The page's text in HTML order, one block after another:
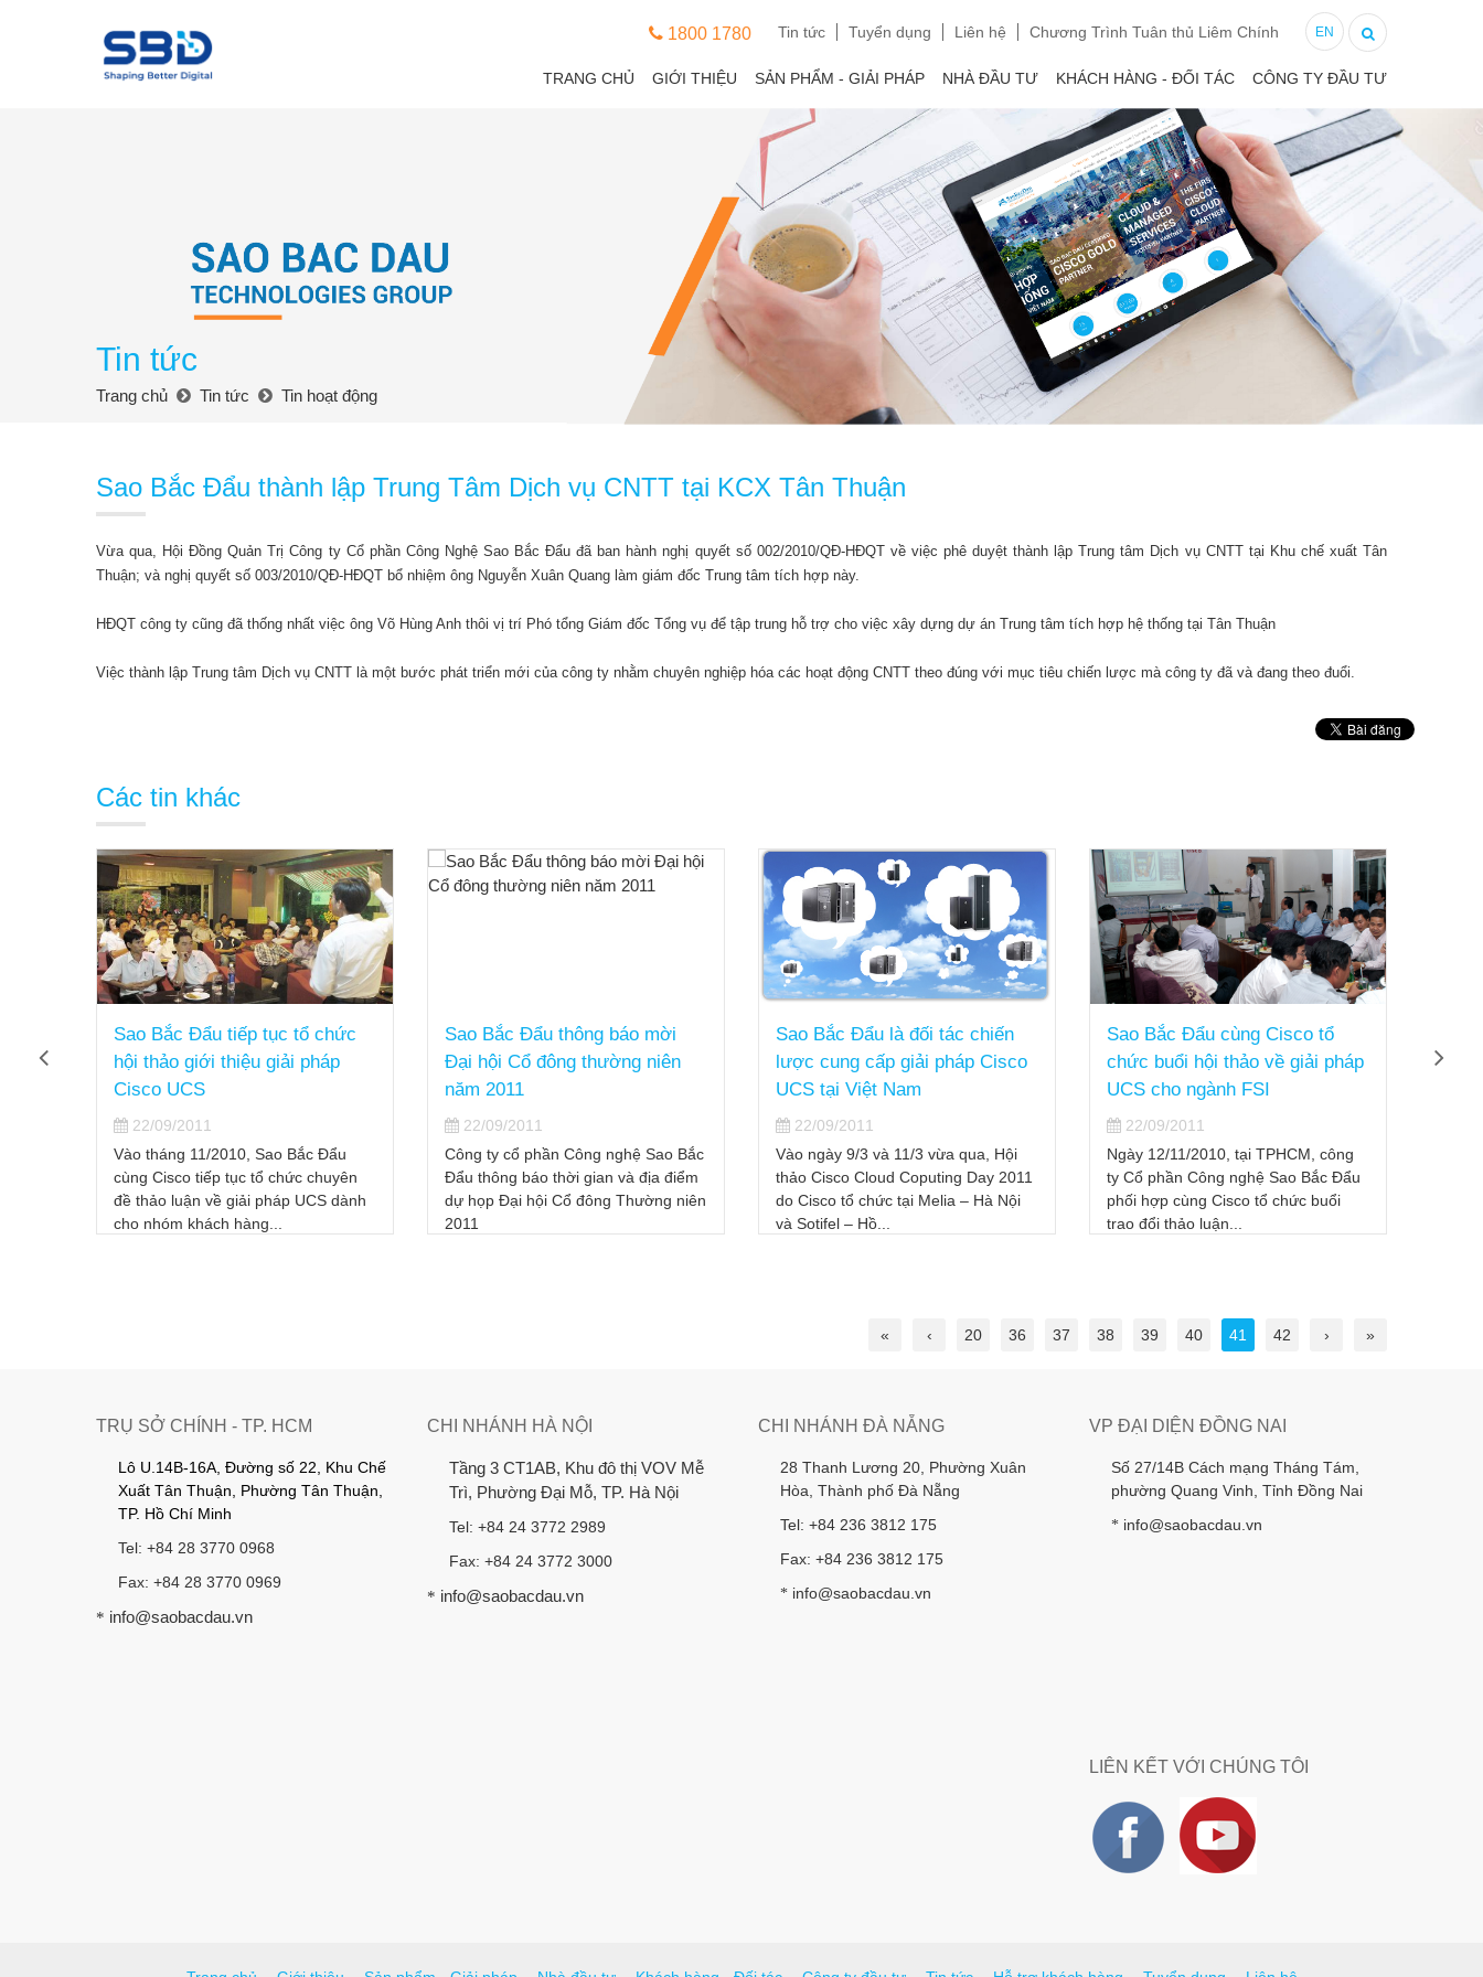
1800 1780 Tin tức Tuyển dụng Liên hệ Chương Trình Tuân thủ Liêm Chính EN
TRANG CHỦ GIỚI THIỆU SẢN PHẨM - GIẢI PHÁP NHÀ ĐẦU TƯ KHÁCH HÀNG - ĐỐI TÁC CÔNG TY ĐẦU TƯ
Tin tức
Trang chủ Tin tức Tin hoạt động
Sao Bắc Đẩu thành lập Trung Tâm Dịch vụ CNTT tại KCX Tân Thuận
Vừa qua, Hội Đồng Quản Trị Công ty Cổ phần Công Nghệ Sao Bắc Đẩu đã ban hành nghị quyết số 002/2010/QĐ-HĐQT về việc phê duyệt thành lập Trung tâm Dịch vụ CNTT tại Khu chế xuất Tân
Thuận; và nghị quyết số 003/2010/QĐ-HĐQT bổ nhiệm ông Nguyễn Xuân Quang làm giám đốc Trung tâm tích hợp này.
HĐQT công ty cũng đã thống nhất việc ông Võ Hùng Anh thôi vị trí Phó tổng Giám đốc Tổng vụ để tập trung hỗ trợ cho việc xây dựng dự án Trung tâm tích hợp hệ thống tại Tân Thuận
Việc thành lập Trung tâm Dịch vụ CNTT là một bước phát triển mới của công ty nhằm chuyên nghiệp hóa các hoạt động CNTT theo đúng với mục tiêu chiến lược mà công ty đã và đang theo đuổi.
Các tin khác
Sao Bắc Đẩu tiếp tục tổ chức
hội thảo giới thiệu giải pháp
Cisco UCS
22/09/2011
Vào tháng 11/2010, Sao Bắc Đẩu
cùng Cisco tiếp tục tổ chức chuyên
đề thảo luận về giải pháp UCS dành
cho nhóm khách hàng...
Sao Bắc Đẩu thông báo mời
Đại hội Cổ đông thường niên
năm 2011
22/09/2011
Công ty cổ phần Công nghệ Sao Bắc
Đẩu thông báo thời gian và địa điểm
dự họp Đại hội Cổ đông Thường niên
2011
Sao Bắc Đẩu là đối tác chiến
lược cung cấp giải pháp Cisco
UCS tại Việt Nam
22/09/2011
Vào ngày 9/3 và 11/3 vừa qua, Hội
thảo Cisco Cloud Coputing Day 2011
do Cisco tổ chức tại Melia – Hà Nội
và Sotifel – Hồ...
Sao Bắc Đẩu cùng Cisco tổ
chức buổi hội thảo về giải pháp
UCS cho ngành FSI
22/09/2011
Ngày 12/11/2010, tại TPHCM, công
ty Cổ phần Công nghệ Sao Bắc Đẩu
phối hợp cùng Cisco tổ chức buổi
trao đổi thảo luận...
lãnh
« ‹ 20 36 37 38 39 40 41 42 › »
TRỤ SỞ CHÍNH - TP. HCM
Lô U.14B-16A, Đường số 22, Khu Chế
Xuất Tân Thuận, Phường Tân Thuận,
TP. Hồ Chí Minh
Tel: +84 28 3770 0968
Fax: +84 28 3770 0969
* info@saobacdau.vn
CHI NHÁNH HÀ NỘI
Tầng 3 CT1AB, Khu đô thị VOV Mễ
Trì, Phường Đại Mỗ, TP. Hà Nội
Tel: +84 24 3772 2989
Fax: +84 24 3772 3000
* info@saobacdau.vn
CHI NHÁNH ĐÀ NẴNG
28 Thanh Lương 20, Phường Xuân
Hòa, Thành phố Đà Nẵng
Tel: +84 236 3812 175
Fax: +84 236 3812 175
* info@saobacdau.vn
VP ĐẠI DIỆN ĐỒNG NAI
Số 27/14B Cách mạng Tháng Tám,
phường Quang Vinh, Tỉnh Đồng Nai
* info@saobacdau.vn
LIÊN KẾT VỚI CHÚNG TÔI